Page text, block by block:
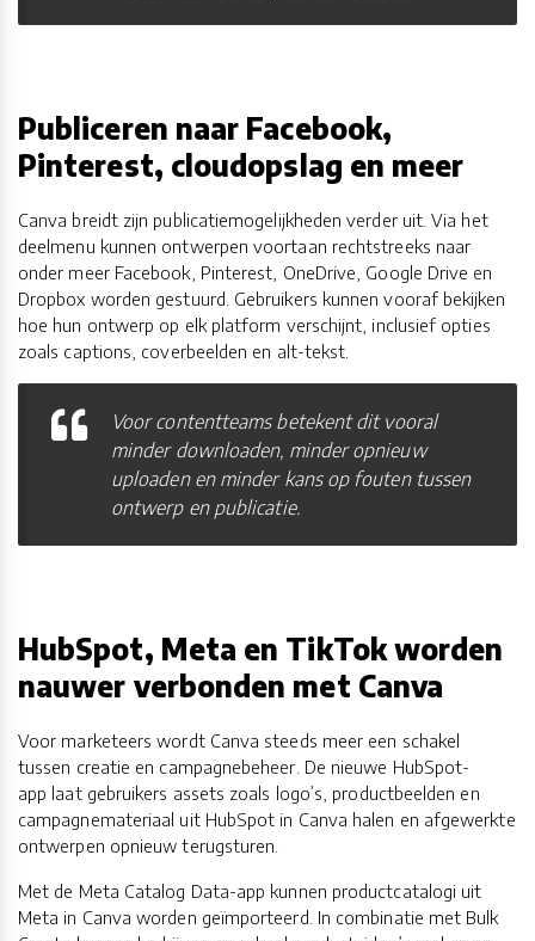
Publiceren naar Facebook,
Pinterest, cloudopslag en meer
Canva breidt zijn publicatiemogelijkheden verder uit. Via het
deelmenu kunnen ontwerpen voortaan rechtstreeks naar
onder meer Facebook, Pinterest, OneDrive, Google Drive en
Dropbox worden gestuurd. Gebruikers kunnen vooraf bekijken
hoe hun ontwerp op elk platform verschijnt, inclusief opties
zoals captions, coverbeelden en alt-tekst.
Voor contentteams betekent dit vooral
minder downloaden, minder opnieuw
uploaden en minder kans op fouten tussen
ontwerp en publicatie.
HubSpot, Meta en TikTok worden
nauwer verbonden met Canva
Voor marketeers wordt Canva steeds meer een schakel
tussen creatie en campagnebeheer. De nieuwe HubSpot-
app laat gebruikers assets zoals logo’s, productbeelden en
campagnemateriaal uit HubSpot in Canva halen en afgewerkte
ontwerpen opnieuw terugsturen.
Met de Meta Catalog Data-app kunnen productcatalogi uit
Meta in Canva worden geïmporteerd. In combinatie met Bulk